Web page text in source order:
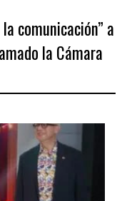
comunicación” a
la Cámara